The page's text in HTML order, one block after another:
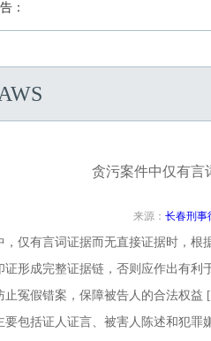
：
贪污案件中仅有言
来源： 长春刑事
，仅有言词证据而无直接证据时，根
证形成完整证据链，否则应作出有利
止冤假错案，保障被告人的合法权
要包括证人证言、被害人陈述和犯